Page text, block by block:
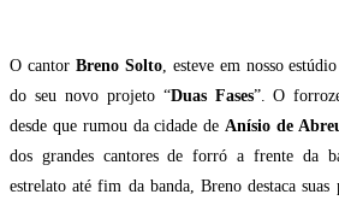
O cantor Breno Solto, esteve em nosso
do seu novo projeto “Duas Fases”. O
desde que rumou da cidade de Anísio de
dos grandes cantores de forró a frente da
estrelato até fim da banda, Breno destaca suas